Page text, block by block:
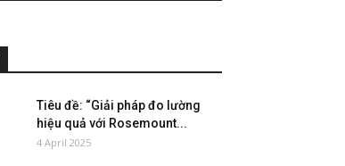
Tiêu đề: “Giải pháp đo lường
hiệu quả với Rosemount...
4 April 2025